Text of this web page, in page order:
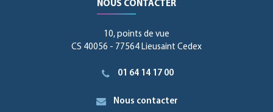
NOUS CONTACTER
10, points de vue
CS 40056 - 77564 Lieusaint Cedex
01 64 14 17 00
Nous contacter